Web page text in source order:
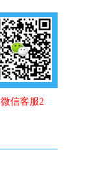
微信客服2